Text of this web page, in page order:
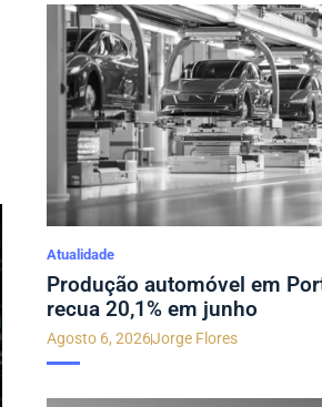
Atualidade
Produção automóvel em
recua 20,1% em junho
Agosto 6, 2026Jorge Flores